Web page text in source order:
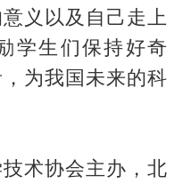
义以及自己走上
学生们保持好奇
为我国未来的科
术协会主办，北